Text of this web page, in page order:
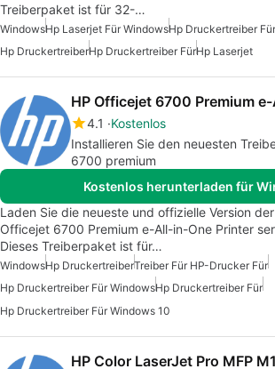
Treiberpaket ist für 32-…
WindowsHp Laserjet Für WindowsHp Druckertreiber
Hp DruckertreiberHp Druckertreiber FürHp Laserjet
4.1
Kostenlos
Installieren Sie den neuesten
6700 premium
Kostenlos herunterladen für
Laden Sie die neueste und offizielle Version
Officejet 6700 Premium e-All-in-One Printer
Dieses Treiberpaket ist für…
WindowsHp DruckertreiberTreiber Für HP-Drucker Für
Hp Druckertreiber Für WindowsHp Druckertreiber Für
Hp Druckertreiber Für Windows 10
HP Color LaserJet Pro MFP